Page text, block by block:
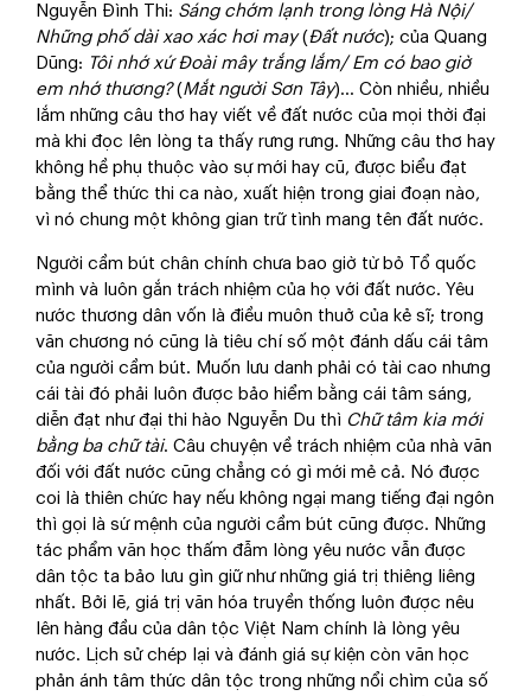
Nguyễn Đình Thi: Sáng chớm lạnh trong lòng Hà Nội/
Những phố dài xao xác hơi may(Đất nước); của Quang
Dũng: Tôi nhớ xứ Đoài mây trắng lắm/ Em có bao giờ
em nhớ thương?(Mắt người Sơn Tây)… Còn nhiều, nhiều
lắm những câu thơ hay viết về đất nước của mọi thời đại
mà khi đọc lên lòng ta thấy rưng rưng. Những câu thơ hay
không hề phụ thuộc vào sự mới hay cũ, được biểu đạt
bằng thể thức thi ca nào, xuất hiện trong giai đoạn nào,
vì nó chung một không gian trữ tình mang tên đất nước.
Người cầm bút chân chính chưa bao giờ từ bỏ Tổ quốc
mình và luôn gắn trách nhiệm của họ với đất nước. Yêu
nước thương dân vốn là điều muôn thuở của kẻ sĩ; trong
văn chương nó cũng là tiêu chí số một đánh dấu cái tâm
của người cầm bút. Muốn lưu danh phải có tài cao nhưng
cái tài đó phải luôn được bảo hiểm bằng cái tâm sáng,
diễn đạt như đại thi hào Nguyễn Du thì Chữ tâm kia mới
bằng ba chữ tài. Câu chuyện về trách nhiệm của nhà văn
đối với đất nước cũng chẳng có gì mới mẻ cả. Nó được
coi là thiên chức hay nếu không ngại mang tiếng đại ngôn
thì gọi là sứ mệnh của người cầm bút cũng được. Những
tác phẩm văn học thấm đẫm lòng yêu nước vẫn được
dân tộc ta bảo lưu gìn giữ như những giá trị thiêng liêng
nhất. Bởi lẽ, giá trị văn hóa truyền thống luôn được nêu
lên hàng đầu của dân tộc Việt Nam chính là lòng yêu
nước. Lịch sử chép lại và đánh giá sự kiện còn văn học
phản ánh tâm thức dân tộc trong những nổi chìm của số